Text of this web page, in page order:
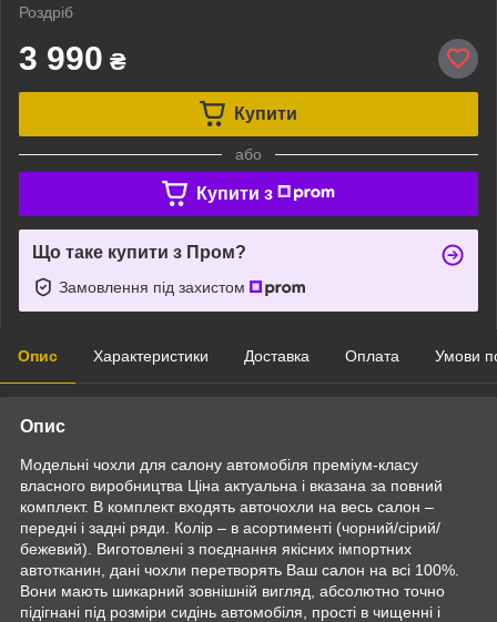
Роздріб
3 990 ₴
Купити
або
Купити з
Що таке купити з Пром?
Замовлення під захистом
Опис Характеристики Доставка Оплата Умови
Опис
Модельні чохли для салону автомобіля преміум-класу
власного виробництва Ціна актуальна і вказана за повний
комплект. В комплект входять авточохли на весь салон –
передні і задні ряди. Колір – в асортименті (чорний/сірий/
бежевий). Виготовлені з поєднання якісних імпортних
автотканин, дані чохли перетворять Ваш салон на всі 100%.
Вони мають шикарний зовнішній вигляд, абсолютно точно
підігнані під розміри сидінь автомобіля, прості в чищенні і